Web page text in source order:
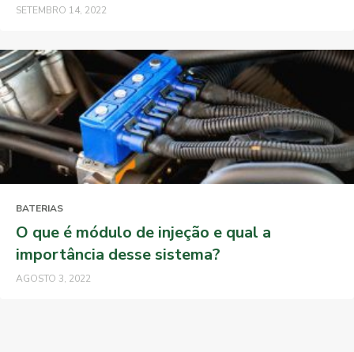
SETEMBRO 14, 2022
BATERIAS
O que é módulo de injeção e qual a
importância desse sistema?
AGOSTO 3, 2022